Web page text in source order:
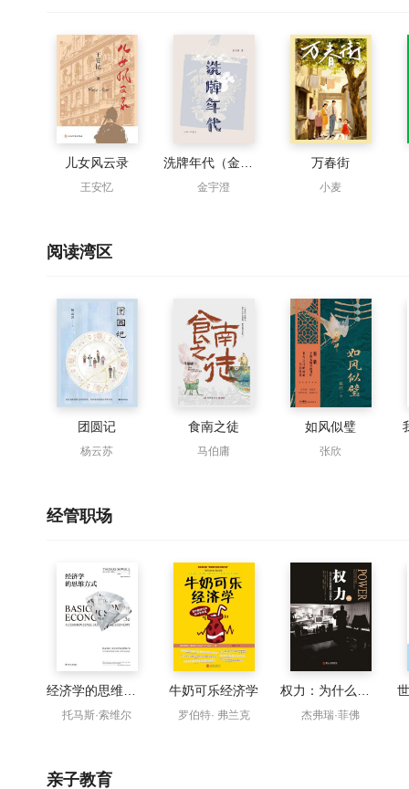
儿女风云录
王安忆 金宇澄
万春街
小麦
阅读湾区
团圆记
杨云苏
食南之徒
马伯庸
如风似璧
张欣
经管职场
托马斯·索维尔
牛奶可乐经济学
罗伯特· 弗兰克 杰弗瑞·菲佛
亲子教育